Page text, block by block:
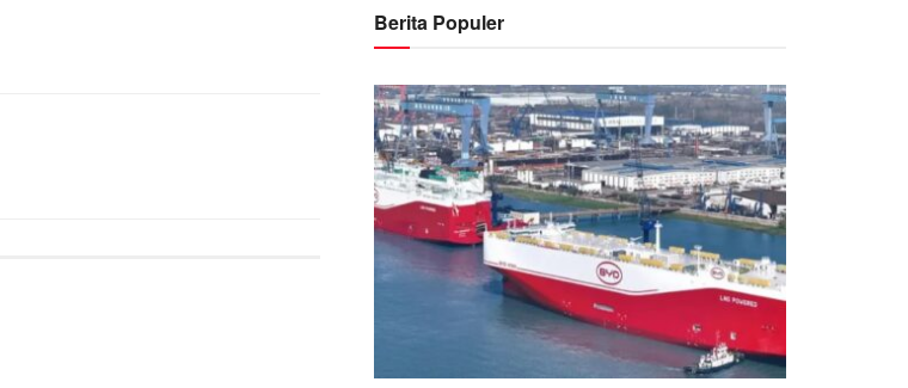
Berita Populer